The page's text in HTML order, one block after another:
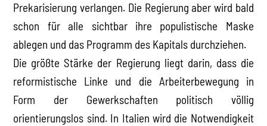
Prekarisierung verlangen. Die Regierung aber wird bald
schon für alle sichtbar ihre populistische Maske
ablegen und das Programm des Kapitals durchziehen.
Die größte Stärke der Regierung liegt darin, dass die
reformistische Linke und die Arbeiterbewegung in
Form der Gewerkschaften politisch völlig
orientierungslos sind. In Italien wird die Notwendigkeit